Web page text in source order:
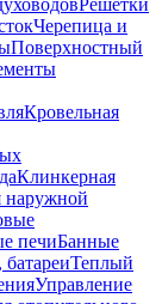
Решетки
Черепица и
Поверхностный
Кровельная
Клинкерная
наружной
печиБанные
Теплый
Управление